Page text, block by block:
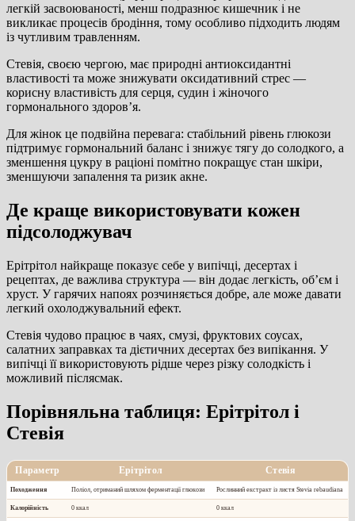
легкій засвоюваності, менш подразнює кишечник і не
викликає процесів бродіння, тому особливо підходить людям
із чутливим травленням.
Стевія, своєю чергою, має природні антиоксидантні
властивості та може знижувати оксидативний стрес —
корисну властивість для серця, судин і жіночого
гормонального здоров’я.
Для жінок це подвійна перевага: стабільний рівень глюкози
підтримує гормональний баланс і знижує тягу до солодкого, а
зменшення цукру в раціоні помітно покращує стан шкіри,
зменшуючи запалення та ризик акне.
Де краще використовувати кожен
підсолоджувач
Ерітрітол найкраще показує себе у випічці, десертах і
рецептах, де важлива структура — він додає легкість, об’єм і
хруст. У гарячих напоях розчиняється добре, але може давати
легкий охолоджувальний ефект.
Стевія чудово працює в чаях, смузі, фруктових соусах,
салатних заправках та дієтичних десертах без випікання. У
випічці її використовують рідше через різку солодкість і
можливий післясмак.
Порівняльна таблиця: Ерітрітол і
Стевія
Параметр Ерітрітол Стевія
Походження Поліол, отриманий шляхом ферментації глюкози Рослинний екстракт із листя Stevia rebaudiana
Калорійність 0 ккал 0 ккал